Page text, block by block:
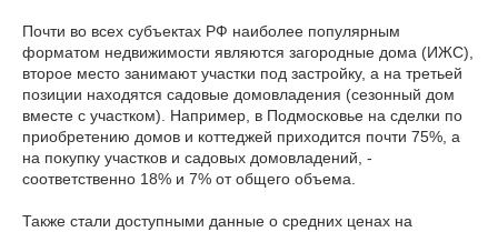
Почти во всех субъектах РФ наиболее популярным
форматом недвижимости являются загородные дома (ИЖС),
второе место занимают участки под застройку, а на третьей
позиции находятся садовые домовладения (сезонный дом
вместе с участком). Например, в Подмосковье на сделки по
приобретению домов и коттеджей приходится почти 75%, а
на покупку участков и садовых домовладений, -
соответственно 18% и 7% от общего объема.
Также стали доступными данные о средних ценах на